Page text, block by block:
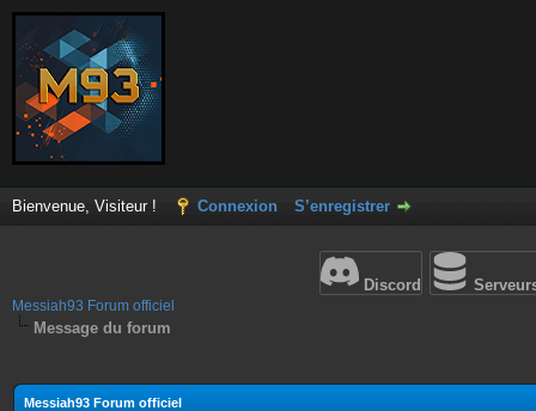
Bienvenue, Visiteur ! Connexion S’enregistrer
Discord
Messiah93 Forum officiel
Message du forum
Messiah93 Forum officiel